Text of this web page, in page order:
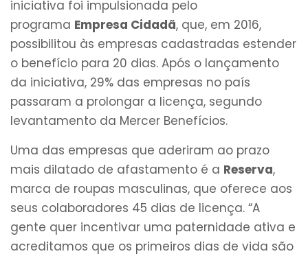
iniciativa foi impulsionada pelo
programa Empresa Cidadã, que, em 2016,
possibilitou às empresas cadastradas estender
o benefício para 20 dias. Após o lançamento
da iniciativa, 29% das empresas no país
passaram a prolongar a licença, segundo
levantamento da Mercer Benefícios.
Uma das empresas que aderiram ao prazo
mais dilatado de afastamento é a Reserva,
marca de roupas masculinas, que oferece aos
seus colaboradores 45 dias de licença. “A
gente quer incentivar uma paternidade ativa e
acreditamos que os primeiros dias de vida são